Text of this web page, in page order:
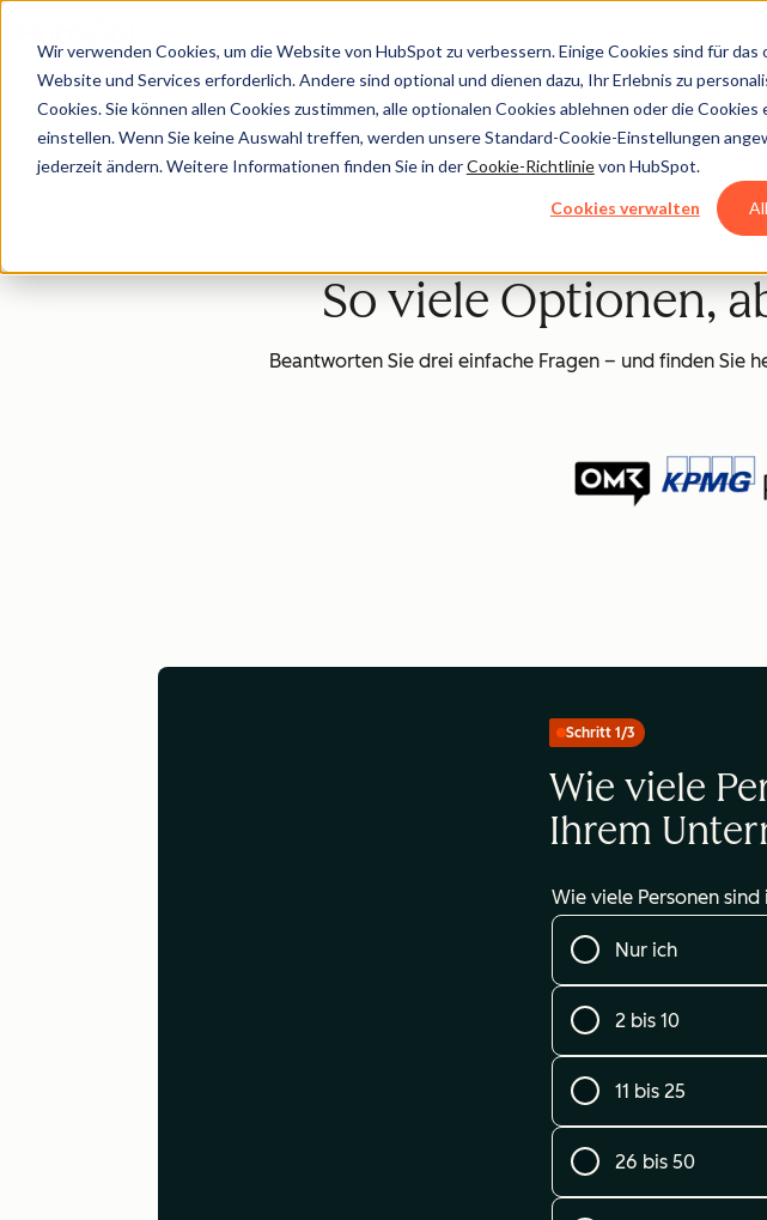
Wir verwenden Cookies, um die Website von HubSpot zu verbessern. Einige Cookies sind für
Website und Services erforderlich. Andere sind optional und dienen dazu, Ihr Erlebnis zu
Cookies. Sie können allen Cookies zustimmen, alle optionalen Cookies ablehnen oder die
einstellen. Wenn Sie keine Auswahl treffen, werden unsere Standard-Cookie-Einstellungen
jederzeit ändern. Weitere Informationen finden Sie in derCookie-Richtlinievon HubSpot.
Cookies verwalten
So viele Optionen,
Beantworten Sie drei einfache Fragen – und finden Sie
Schritt 1/3
Wie viele
Ihrem
Wie viele Personen
Nur ich
2 bis 10
11 bis 25
26 bis 50